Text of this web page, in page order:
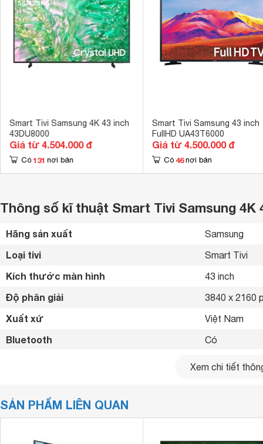
Smart Tivi Samsung 4K 43 inch
43DU8000
Giá từ 4.504.000 đ
Có 131 nơi bán
Smart Tivi Samsung 43 inch
FullHD UA43T6000
Giá từ 4.500.000 đ
Có 46 nơi bán
Thông số kĩ thuật Smart Tivi Samsung 4K
Hãng sản xuất Samsung
Loại tivi Smart Tivi
Kích thước màn hình 43 inch
Độ phân giải 3840 x 2160
Xuất xứ Việt Nam
Bluetooth Có
LAN, Wiifi
USB
Xem chi tiết
SẢN PHẨM LIÊN QUAN